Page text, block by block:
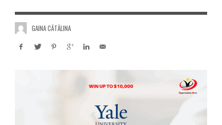
GAINA CĂTĂLINA